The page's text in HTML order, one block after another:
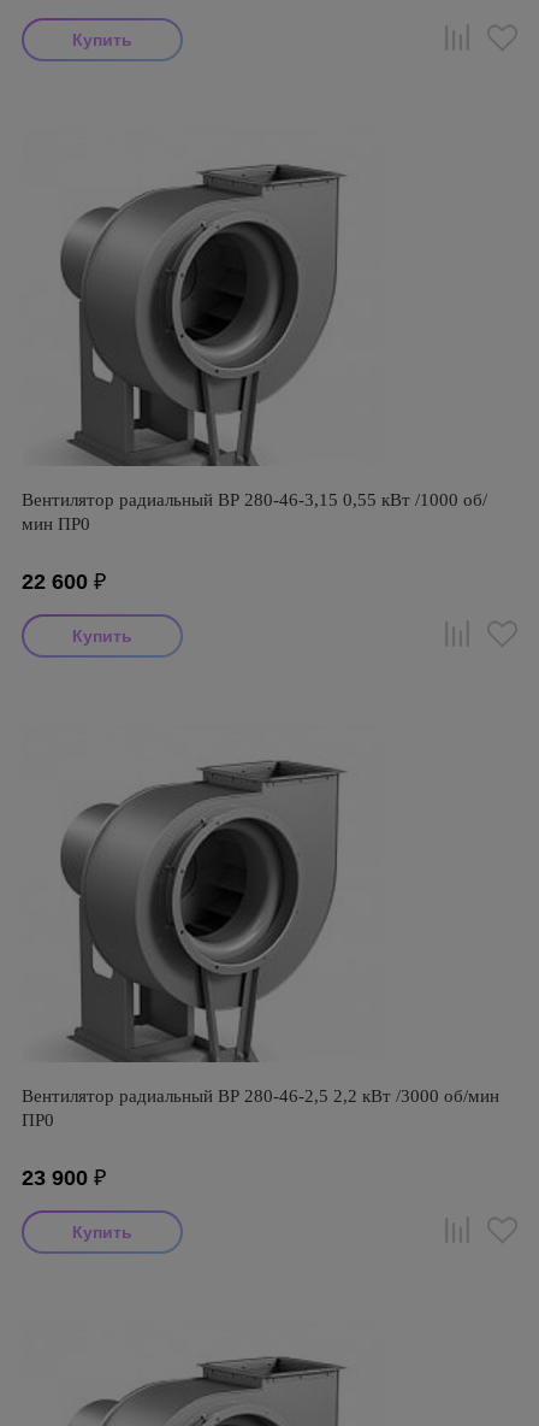
Вентилятор радиальный ВР 280-46-3,15 0,55 кВт /1000 об/
мин ПР0
22 600 ₽
Вентилятор радиальный ВР 280-46-2,5 2,2 кВт /3000 об/мин
ПР0
23 900 ₽